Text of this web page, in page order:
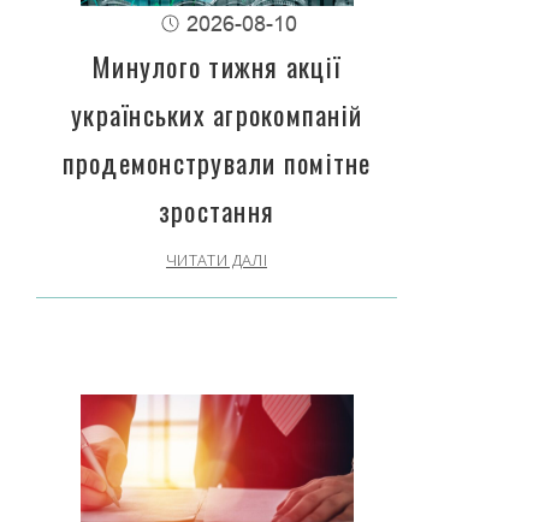
2026-08-10
Минулого тижня акції
українських агрокомпаній
продемонстрували помітне
зростання
ЧИТАТИ ДАЛІ